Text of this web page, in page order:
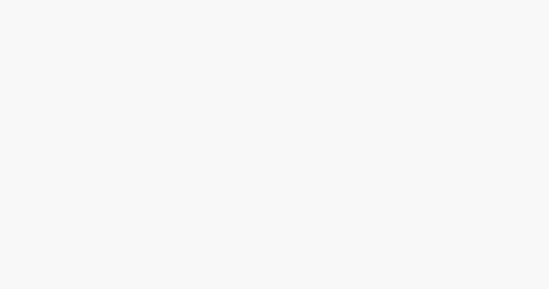
để kết hôn
Can, Địa Chi, cung mệnh và ngũ hành nạp âm. Mỗi yếu tố hợp thì cộng điểm, khắc thì trừ, cộng lại ra
tố còn lại, và khắc phần nào thì hóa giải đúng phần đó thay vì cúng bái chung. Sau khi rõ mức hợp mới tới bước chọn
cho ba năm tới.